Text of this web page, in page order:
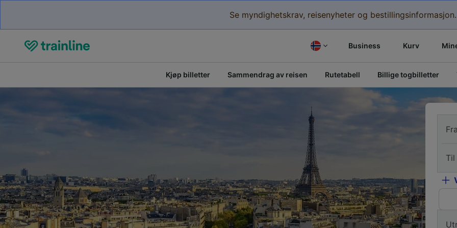
Se myndighetskrav, reisenyheter og bestillingsinformasjon.
Business Kurv
Kjøp billetter Sammendrag av reisen Rutetabell Billige togbilletter
Til